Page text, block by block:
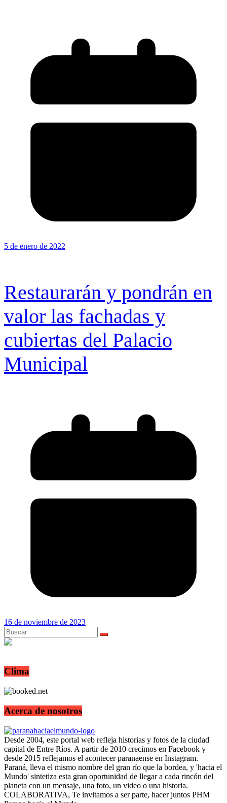
5 de enero de 2022
Restaurarán y pondrán en
valor las fachadas y
cubiertas del Palacio
Municipal
16 de noviembre de 2023
Clima
Acerca de nosotros
Desde 2004, este portal web refleja historias y fotos de la ciudad
capital de Entre Ríos. A partir de 2010 crecimos en Facebook y
desde 2015 reflejamos el acontecer paranaense en Instagram.
Paraná, lleva el mismo nombre del gran río que la bordea, y 'hacia el
Mundo' sintetiza esta gran oportunidad de llegar a cada rincón del
planeta con un mensaje, una foto, un video o una historia.
COLABORATIVA, Te invitamos a ser parte, hacer juntos PHM